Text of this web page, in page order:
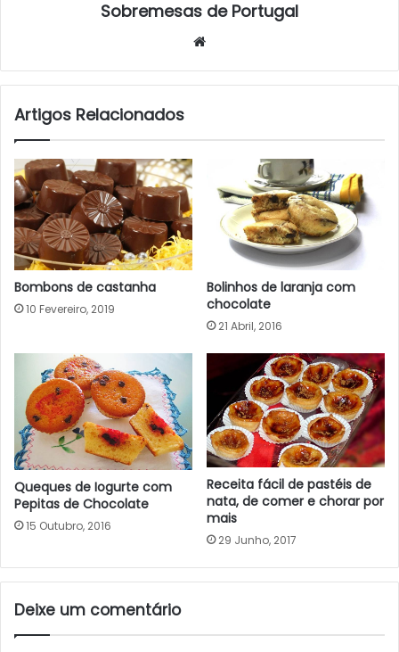
Sobremesas de Portugal
Artigos Relacionados
Bombons de castanha
10 Fevereiro, 2019
Bolinhos de laranja com
chocolate
21 Abril, 2016
Queques de Iogurte com
Pepitas de Chocolate
15 Outubro, 2016
Receita fácil de pastéis de
nata, de comer e chorar por
mais
29 Junho, 2017
Deixe um comentário